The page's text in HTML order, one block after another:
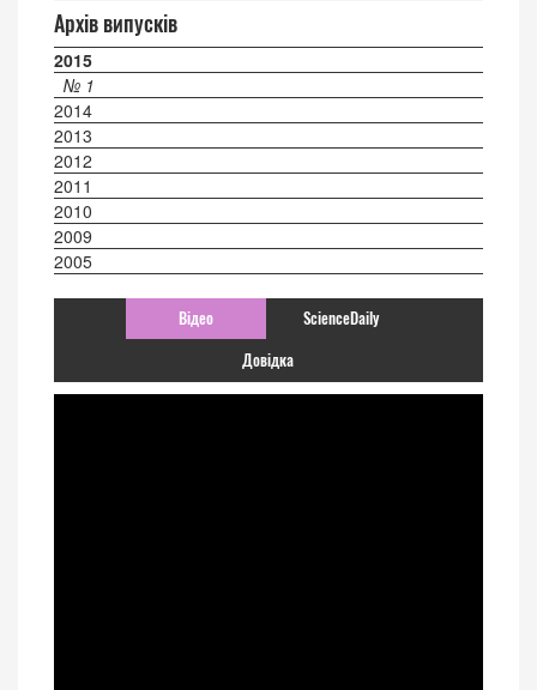
Архів випусків
2015
№ 1
2014
2013
2012
2011
2010
2009
2005
Відео ScienceDaily
Довідка